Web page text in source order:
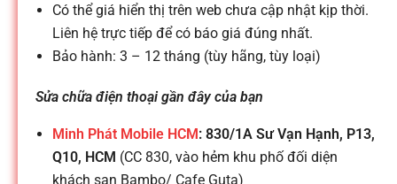
t
h
o
Có thể giá hiển thị trên web chưa cập nhật kịp thời.
Liên hệ trực tiếp để có báo giá đúng nhất.
Bảo hành: 3 – 12 tháng (tùy hãng, tùy loại)
Sửa chữa điện thoại gần đây của bạn
Minh Phát Mobile HCM: 830/1A Sư Vạn Hạnh, P13,
Q10, HCM (CC 830, vào hẻm khu phố đối diện
khách sạn Bambo/ Cafe Guta)